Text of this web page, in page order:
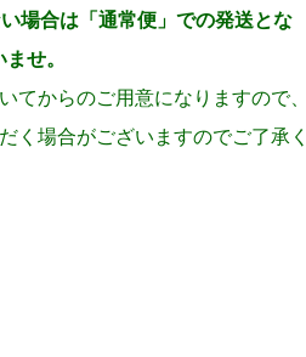
場合は「通常便」での発送とな
せ。
てからのご用意になりますので、
く場合がございますのでご了承く